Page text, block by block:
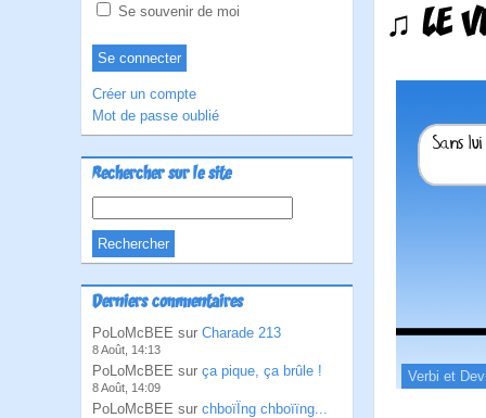
Se souvenir de moi
Créer un compte
Mot de passe oublié
Rechercher sur le site
Derniers commentaires
PoLoMcBEE sur Charade 213
8 Août, 14:13
PoLoMcBEE sur ça pique, ça brûle !
8 Août, 14:09
PoLoMcBEE sur chboïÏng chboïïng...
♫ LE
Verbi et